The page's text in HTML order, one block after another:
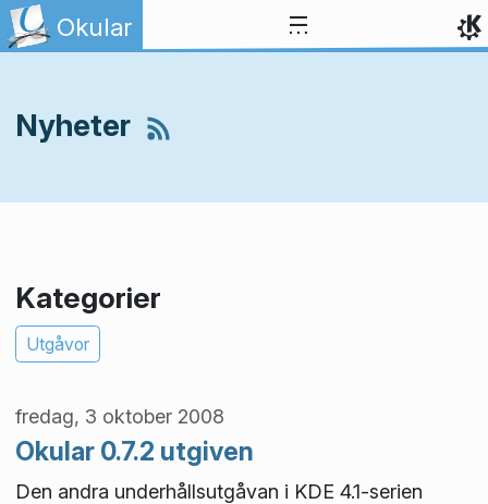
Gå till innehåll
Okular
Nyheter
Kategorier
Utgåvor
fredag, 3 oktober 2008
Okular 0.7.2 utgiven
Den andra underhållsutgåvan i KDE 4.1-serien